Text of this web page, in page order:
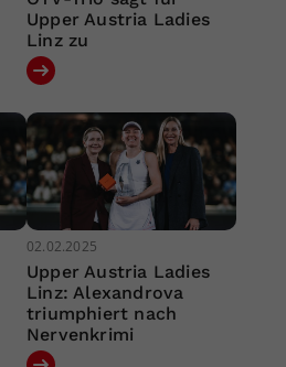
Upper Austria Ladies
Linz zu
02.02.2025
Upper Austria Ladies
Linz: Alexandrova
triumphiert nach
Nervenkrimi